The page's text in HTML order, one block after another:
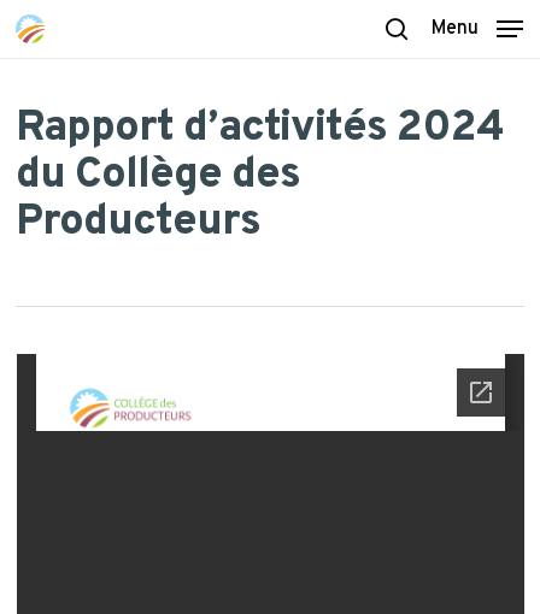
Skip
content
Menu
Rapport d’activités 2024
du Collège des
Producteurs